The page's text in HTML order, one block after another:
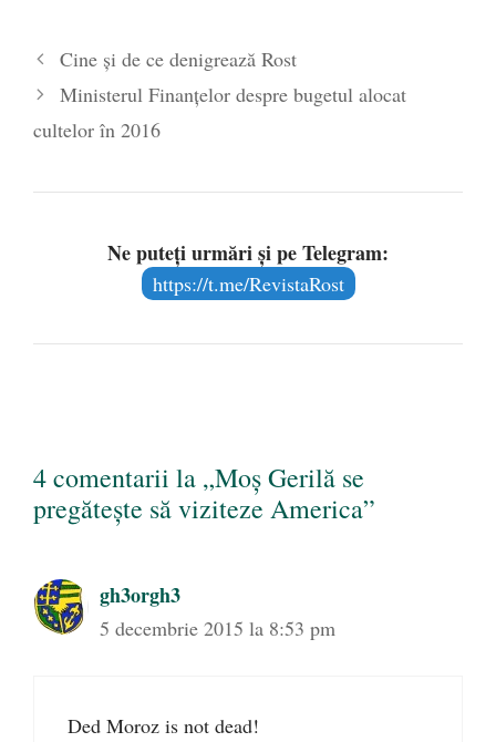
Cine şi de ce denigrează Rost
Ministerul Finanţelor despre bugetul alocat
cultelor în 2016
Ne puteți urmări și pe Telegram:
https://t.me/RevistaRost
4 comentarii la „Moș Gerilă se
pregătește să viziteze America”
gh3orgh3
5 decembrie 2015 la 8:53 pm
Ded Moroz is not dead!